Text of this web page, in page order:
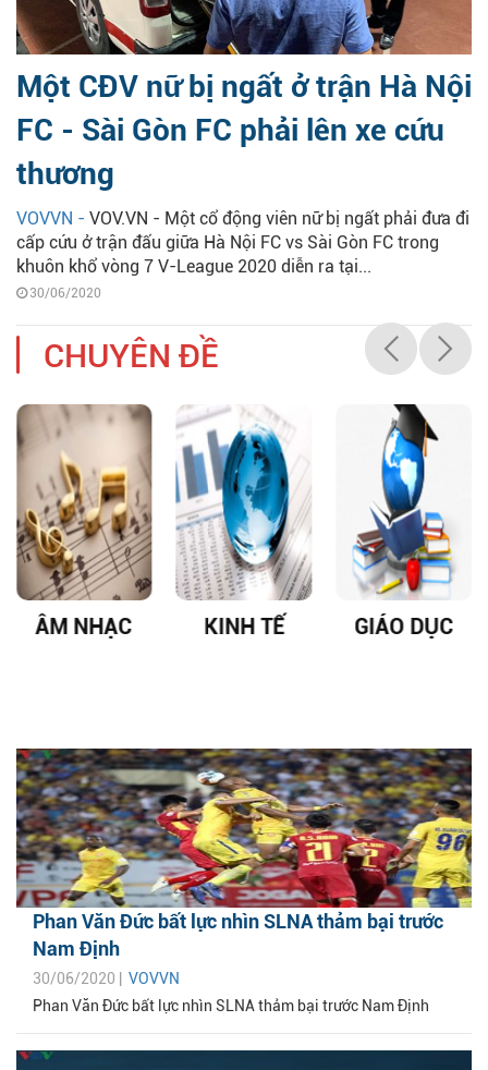
Một CĐV nữ bị ngất ở trận Hà Nội
FC - Sài Gòn FC phải lên xe cứu
thương
VOVVN - VOV.VN - Một cổ động viên nữ bị ngất phải đưa đi
cấp cứu ở trận đấu giữa Hà Nội FC vs Sài Gòn FC trong
khuôn khổ vòng 7 V-League 2020 diễn ra tại...
30/06/2020
CHUYÊN ĐỀ
ÂM NHẠC KINH TẾ GIÁO DỤC
Phan Văn Đức bất lực nhìn SLNA thảm bại trước
Nam Định
30/06/2020 | VOVVN
Phan Văn Đức bất lực nhìn SLNA thảm bại trước Nam Định